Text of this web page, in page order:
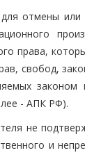
отмены или
права,
свобод,
законом
- АПК РФ).
не
и